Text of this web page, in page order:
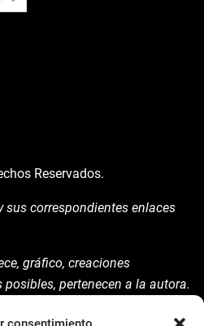
Reservados.
sus correspondientes enlaces
gráfico, creaciones
pertenecen a la autora.